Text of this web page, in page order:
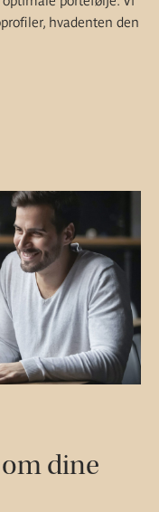
hvadenten den
om dine